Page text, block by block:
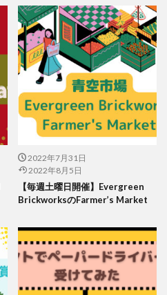
2022年7月31日
2022年8月5日
【毎週土曜日開催】Evergreen
BrickworksのFarmer’s Market